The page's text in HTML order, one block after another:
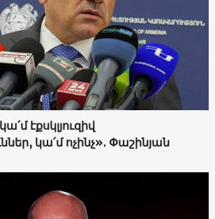
էքսկլյուզիվ
կա՛մ ոչինչ»․ Փաշինյան